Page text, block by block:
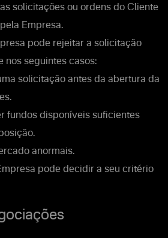
solicitações ou ordens do Cliente
Empresa.
pode rejeitar a solicitação
nos seguintes casos:
solicitação antes da abertura da
fundos disponíveis suficientes
anormais.
pode decidir a seu critério